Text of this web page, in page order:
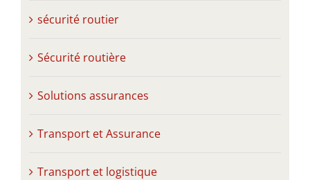
sécurité routier
Sécurité routière
Solutions assurances
Transport et Assurance
Transport et logistique